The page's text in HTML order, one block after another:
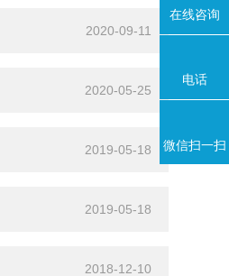
2020-09-11
2020-05-25
2019-05-18
2019-05-18
2018-12-10
在线咨询
电话
微信扫一扫